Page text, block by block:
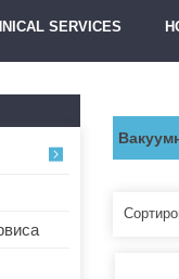
SERVICES